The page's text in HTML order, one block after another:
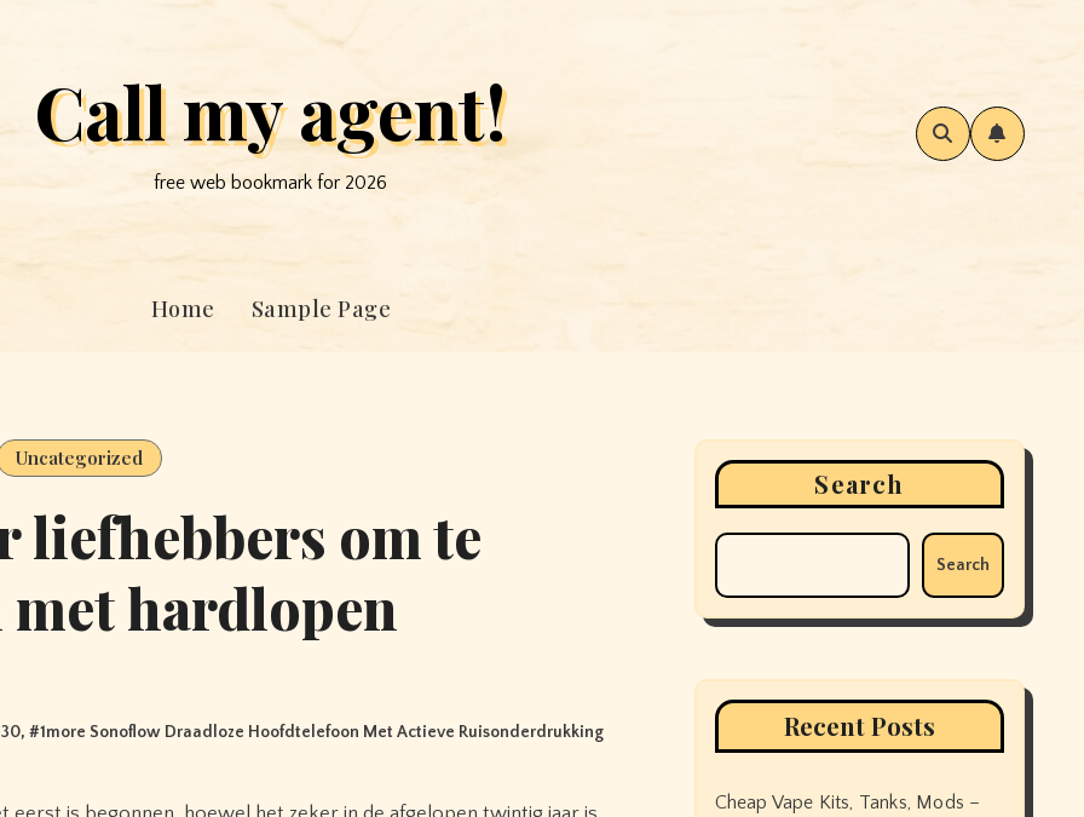
Call my agent!
free web bookmark for 2026
Home Sample Page
Uncategorized
liefhebbers om te
hardlopen
, #1more Sonoflow Draadloze Hoofdtelefoon Met Actieve Ruisonderdrukking
Search
Search
Recent Posts
Cheap Vape Kits, Tanks, Mods –